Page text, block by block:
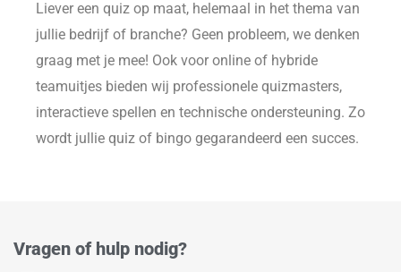
Liever een quiz op maat, helemaal in het thema van
jullie bedrijf of branche? Geen probleem, we denken
graag met je mee! Ook voor online of hybride
teamuitjes bieden wij professionele quizmasters,
interactieve spellen en technische ondersteuning. Zo
wordt jullie quiz of bingo gegarandeerd een succes.
Vragen of hulp nodig?